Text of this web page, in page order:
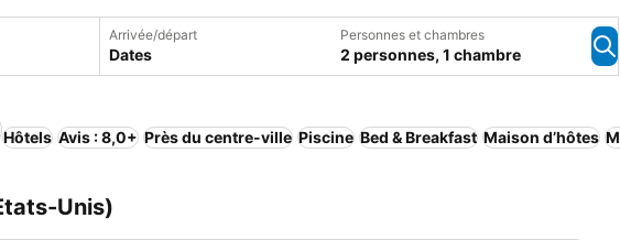
Arrivée/départ
Dates
Personnes et chambres
2 personnes, 1 chambre
Hôtels Avis : 8,0+ Près du centre-ville Piscine Bed & Breakfast Maison d’hôtes
Unis)